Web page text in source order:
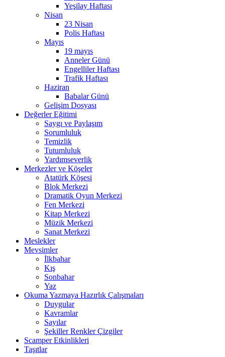
Yeşilay Haftası
Nisan
23 Nisan
Polis Haftası
Mayıs
19 mayıs
Anneler Günü
Engelliler Haftası
Trafik Haftası
Haziran
Babalar Günü
Gelişim Dosyası
Değerler Eğitimi
Saygı ve Paylaşım
Sorumluluk
Temizlik
Tutumluluk
Yardımseverlik
Merkezler ve Köşeler
Atatürk Köşesi
Blok Merkezi
Dramatik Oyun Merkezi
Fen Merkezi
Kitap Merkezi
Müzik Merkezi
Sanat Merkezi
Meslekler
Mevsimler
İlkbahar
Kış
Sonbahar
Yaz
Okuma Yazmaya Hazırlık Çalışmaları
Duygular
Kavramlar
Sayılar
Şekiller Renkler Çizgiler
Scamper Etkinlikleri
Taşıtlar